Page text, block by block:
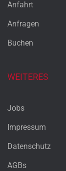
Anfahrt
Anfragen
Buchen
WEITERES
Jobs
Impressum
Datenschutz
AGBs